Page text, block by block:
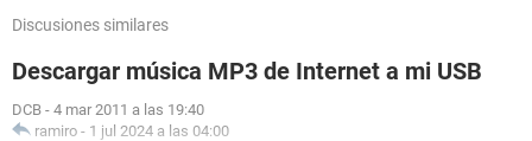
Discusiones similares
Descargar música MP3 de Internet a mi USB
DCB - 4 mar 2011 a las 19:40
ramiro - 1 jul 2024 a las 04:00